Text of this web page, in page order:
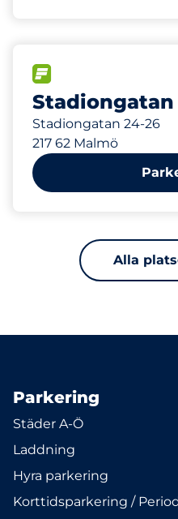
Stadiongatan
Stadiongatan 24-26
217 62 Malmö
851 m
Alla
Parkering
Städer A-Ö
Laddning
Hyra parkering
Korttidsparkering /